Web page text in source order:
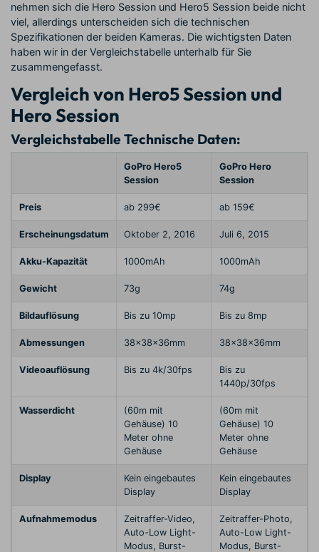
nehmen sich die Hero Session und Hero5 Session beide nicht
viel, allerdings unterscheiden sich die technischen
Spezifikationen der beiden Kameras. Die wichtigsten Daten
haben wir in der Vergleichstabelle unterhalb für Sie
zusammengefasst.
Vergleich von Hero5 Session und
Hero Session
Vergleichstabelle Technische Daten:
GoPro Hero5
Session
GoPro Hero
Session
Preis ab 299€ ab 159€
Erscheinungsdatum Oktober 2, 2016 Juli 6, 2015
Akku-Kapazität 1000mAh 1000mAh
Gewicht 73g 74g
Bildauflösung Bis zu 10mp Bis zu 8mp
Abmessungen 38x38x36mm 38x38x36mm
Videoauflösung Bis zu 4k/30fps
Bis zu
1440p/30fps
Wasserdicht
(60m mit
Gehäuse) 10
Meter ohne
Gehäuse
(60m mit
Gehäuse) 10
Meter ohne
Gehäuse
Display
Kein eingebautes
Display
Kein eingebautes
Display
Aufnahmemodus
Zeitraffer-Video,
Auto-Low Light-
Modus, Burst-
Zeitraffer-Photo,
Auto-Low Light-
Modus, Burst-